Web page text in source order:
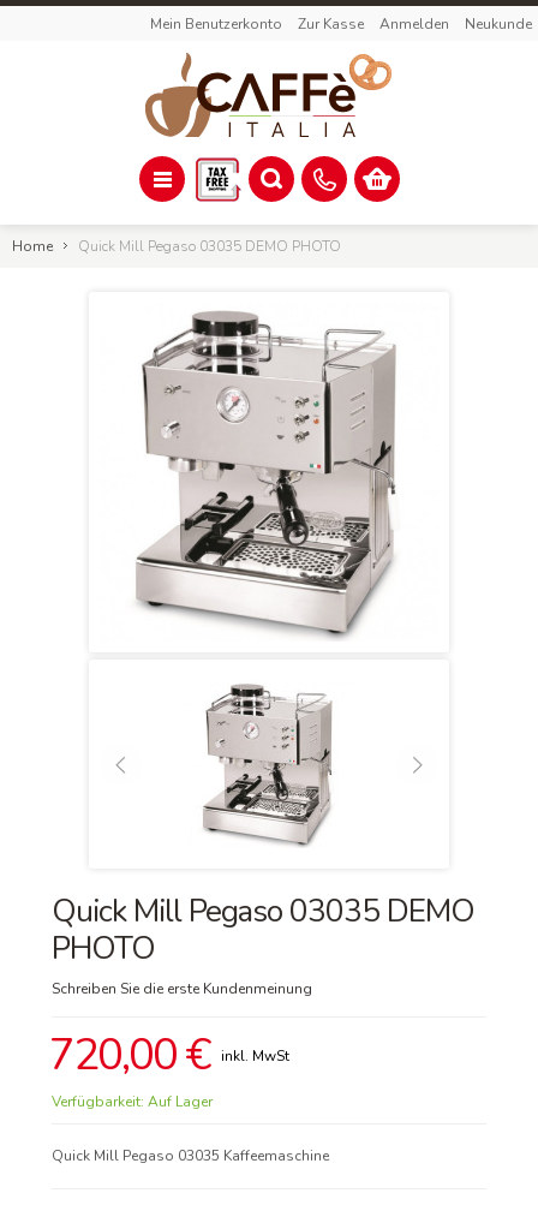
Mein Benutzerkonto Zur Kasse Anmelden Neukunde
Home Quick Mill Pegaso 03035 DEMO PHOTO
Quick Mill Pegaso 03035 DEMO
PHOTO
Schreiben Sie die erste Kundenmeinung
720,00 €
Verfügbarkeit: Auf Lager
Quick Mill Pegaso 03035 Kaffeemaschine